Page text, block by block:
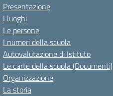
Presentazione
I luoghi
Le persone
I numeri della scuola
Autovalutazione di Istituto
Le carte della scuola (Documenti)
Organizzazione
La storia